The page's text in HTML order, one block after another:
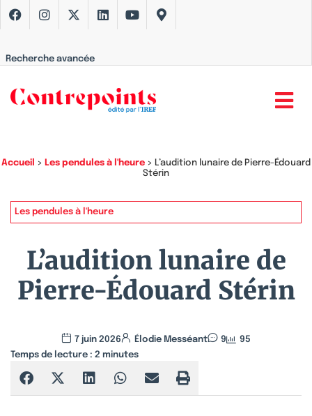
Recherche avancée
Accueil > Les pendules à l'heure > L’audition lunaire de Pierre-Édouard
Stérin
Les pendules à l'heure
L’audition lunaire de
Pierre-Édouard Stérin
7 juin 2026 Élodie Messéant 9
95
Temps de lecture : 2 minutes